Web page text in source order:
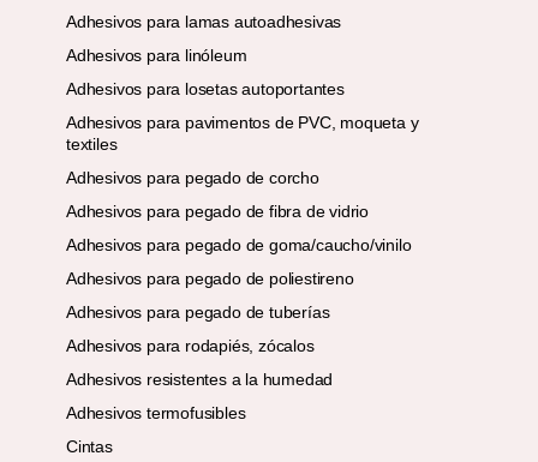
Adhesivos para lamas autoadhesivas
Adhesivos para linóleum
Adhesivos para losetas autoportantes
Adhesivos para pavimentos de PVC, moqueta y
textiles
Adhesivos para pegado de corcho
Adhesivos para pegado de fibra de vidrio
Adhesivos para pegado de goma/caucho/vinilo
Adhesivos para pegado de poliestireno
Adhesivos para pegado de tuberías
Adhesivos para rodapiés, zócalos
Adhesivos resistentes a la humedad
Adhesivos termofusibles
Cintas